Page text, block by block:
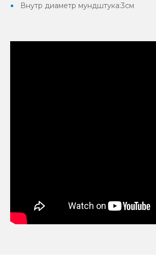
Внутр диаметр мундштука:3см